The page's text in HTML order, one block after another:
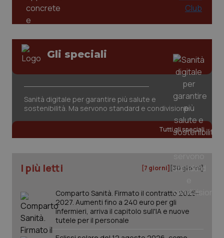
Gli speciali
Sanità digitale per garantire più salute e
sostenibilità. Ma servono standard e condivisione
Tutti gli speciali
I più letti [7 giorni] [30 giorni]
Comparto Sanità. Firmato il contratto 2025-
2027. Aumenti fino a 240 euro per gli
infermieri, arriva il capitolo sull'IA e nuove
tutele per il personale
tracking-sites-ironfish-
www.quotidianosanita.it
2
.quotidianosanita.it